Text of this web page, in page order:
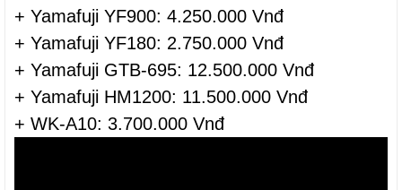
+ Yamafuji YF900: 4.250.000 Vnđ
+ Yamafuji YF180: 2.750.000 Vnđ
+ Yamafuji GTB-695: 12.500.000 Vnđ
+ Yamafuji HM1200: 11.500.000 Vnđ
+ WK-A10: 3.700.000 Vnđ